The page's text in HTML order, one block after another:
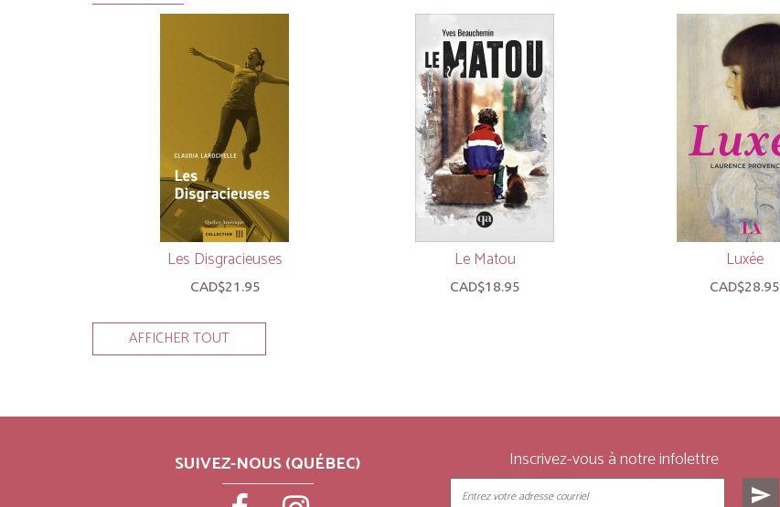
Les Disgracieuses
CAD$21.95
Le Matou
CAD$18.95
Luxée
CAD$28.95
AFFICHER TOUT
SUIVEZ-NOUS (QUÉBEC) Inscrivez-vous à notre infolettre
send